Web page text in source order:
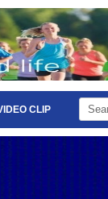
CLIP